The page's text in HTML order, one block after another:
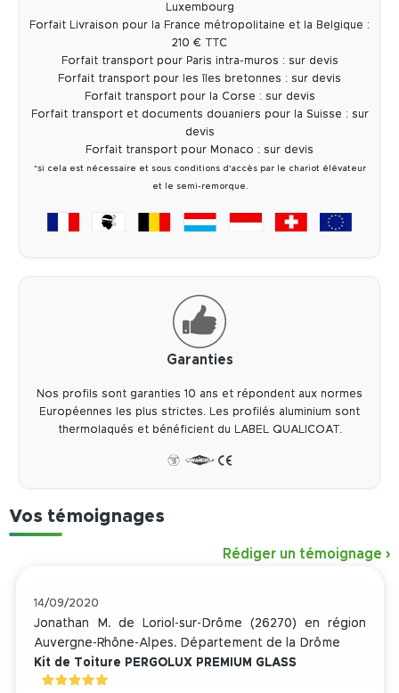
Luxembourg
Forfait Livraison pour la France métropolitaine et la Belgique :
210 € TTC
Forfait transport pour Paris intra-muros : sur devis
Forfait transport pour les îles bretonnes : sur devis
Forfait transport pour la Corse : sur devis
Forfait transport et documents douaniers pour la Suisse : sur
devis
Forfait transport pour Monaco : sur devis
*si cela est nécessaire et sous conditions d'accès par le chariot élévateur
et le semi-remorque.
Garanties
Nos profils sont garanties 10 ans et répondent aux normes
Européennes les plus strictes. Les profilés aluminium sont
thermolaqués et bénéficient du LABEL QUALICOAT.
Vos témoignages
Rédiger un témoignage
14/09/2020
Jonathan M. de Loriol-sur-Drôme (26270) en région
Auvergne-Rhône-Alpes. Département de la Drôme
Kit de Toiture PERGOLUX PREMIUM GLASS